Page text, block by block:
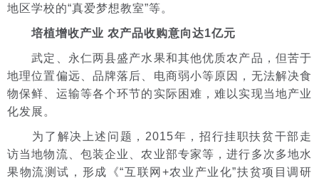
地区学校的“真爱梦想教室”等。
培植增收产业 农产品收购意向达1亿元
武定、永仁两县盛产水果和其他优质农产品，但苦于
地理位置偏远、品牌落后、电商弱小等原因，无法解决食
物保鲜、运输等各个环节的实际困难，难以实现当地产业
化发展。
为了解决上述问题，2015年，招行挂职扶贫干部走
访当地物流、包装企业、农业部专家等，进行多次多地水
果物流测试，形成《“互联网+农业产业化”扶贫项目调研